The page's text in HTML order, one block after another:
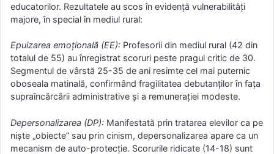
educatorilor. Rezultatele au scos în evidență vulnerabilități
majore, în special în mediul rural:
Epuizarea emoțională (EE): Profesorii din mediul rural (42 din
totalul de 55) au înregistrat scoruri peste pragul critic de 30.
Segmentul de vârstă 25-35 de ani resimte cel mai puternic
oboseala matinală, confirmând fragilitatea debutanților în fața
supraîncărcării administrative și a remunerației modeste.
Depersonalizarea (DP): Manifestată prin tratarea elevilor ca pe
niște „obiecte” sau prin cinism, depersonalizarea apare ca un
mecanism de auto-protecție. Scorurile ridicate (14-18) sunt